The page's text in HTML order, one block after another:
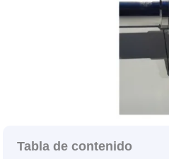
Tabla de contenido